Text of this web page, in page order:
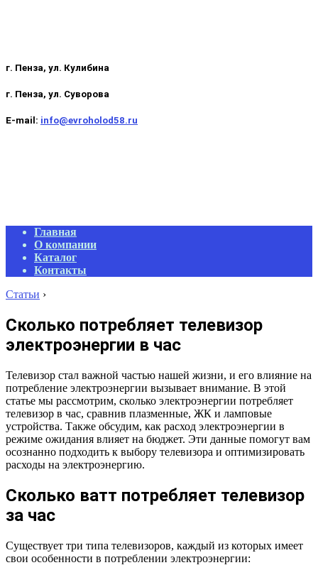
г. Пенза, ул. Кулибина
г. Пенза, ул. Суворова
E-mail: info@evroholod58.ru
Primary
Navigation
Menu
Главная
О компании
Каталог
Контакты
Статьи ›
Сколько потребляет телевизор
электроэнергии в час
Телевизор стал важной частью нашей жизни, и его влияние на
потребление электроэнергии вызывает внимание. В этой
статье мы рассмотрим, сколько электроэнергии потребляет
телевизор в час, сравнив плазменные, ЖК и ламповые
устройства. Также обсудим, как расход электроэнергии в
режиме ожидания влияет на бюджет. Эти данные помогут вам
осознанно подходить к выбору телевизора и оптимизировать
расходы на электроэнергию.
Сколько ватт потребляет телевизор
за час
Существует три типа телевизоров, каждый из которых имеет
свои особенности в потреблении электроэнергии: